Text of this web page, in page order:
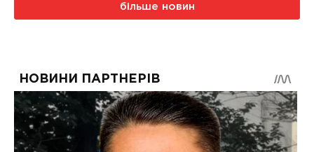
більше новин